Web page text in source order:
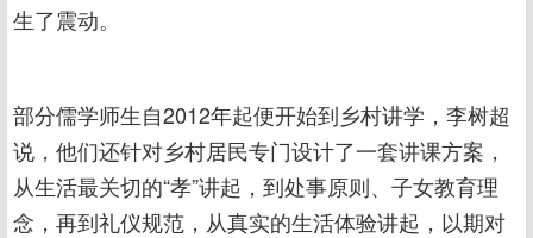
生了震动。
部分儒学师生自2012年起便开始到乡村讲学，李树超
说，他们还针对乡村居民专门设计了一套讲课方案，
从生活最关切的“孝”讲起，到处事原则、子女教育理
念，再到礼仪规范，从真实的生活体验讲起，以期对